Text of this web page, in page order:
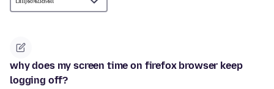
why does my screen time on firefox browser keep
logging off?